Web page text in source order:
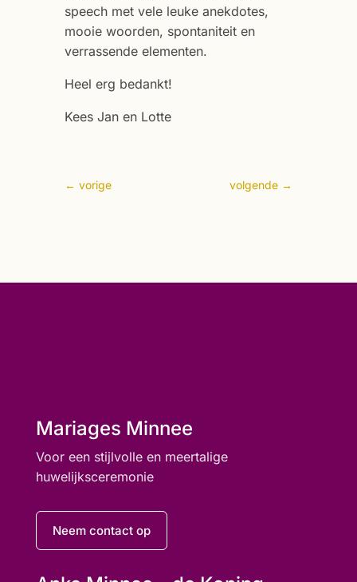
speech met vele leuke anekdotes,
mooie woorden, spontaniteit en
verrassende elementen.
Heel erg bedankt!
Kees Jan en Lotte
← vorige volgende →
Mariages Minnee
Voor een stijlvolle en meertalige
huwelijksceremonie
Neem contact op